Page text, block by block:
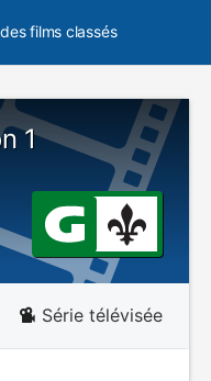
films classés
1
Série télévisée